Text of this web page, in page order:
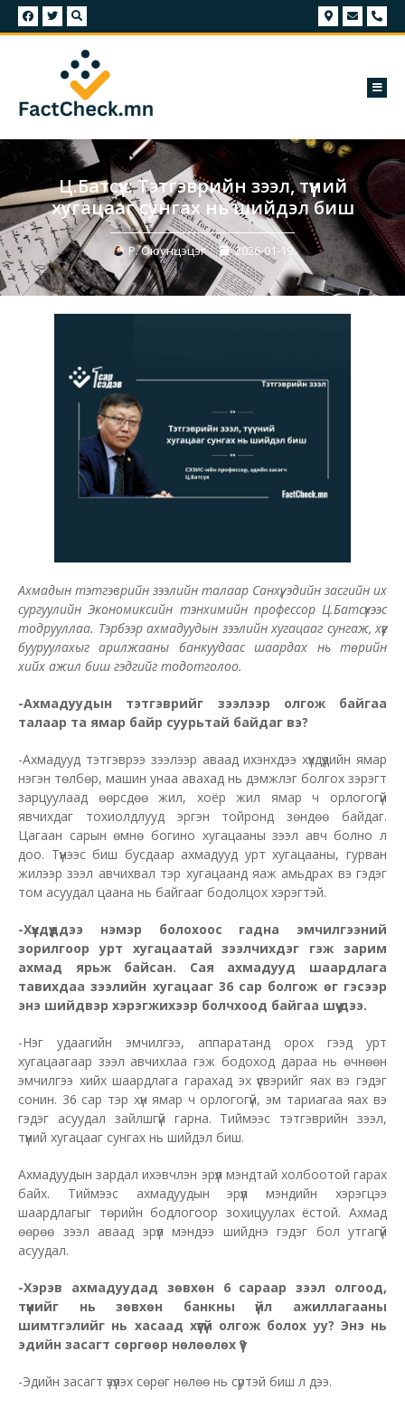
Ц.Батсүх: Тэтгэврийн зээл, түүний
хугацааг сунгах нь шийдэл биш
Р. Оюунцэцэг 2026-01-19
Ахмадын тэтгэврийн зээлийн талаар Санхүү, эдийн засгийн их
сургуулийн Экономиксийн тэнхимийн профессор Ц.Батсүхээс
тодрууллаа. Тэрбээр ахмадуудын зээлийн хугацааг сунгаж, хүүг
бууруулахыг арилжааны банкуудаас шаардах нь төрийн
хийх ажил биш гэдгийг тодотголоо.
-Ахмадуудын тэтгэврийг зээлээр олгож байгаа
талаар та ямар байр суурьтай байдаг вэ?
-Ахмадууд тэтгэврээ зээлээр аваад ихэнхдээ хүүхдүүдийн ямар
нэгэн төлбөр, машин унаа авахад нь дэмжлэг болгох зэрэгт
зарцуулаад өөрсдөө жил, хоёр жил ямар ч орлогогүй
явчихдаг тохиолдлууд эргэн тойронд зөндөө байдаг.
Цагаан сарын өмнө богино хугацааны зээл авч болно л
доо. Түүнээс биш бусдаар ахмадууд урт хугацааны, гурван
жилээр зээл авчихвал тэр хугацаанд яаж амьдрах вэ гэдэг
том асуудал цаана нь байгааг бодолцох хэрэгтэй.
-Хүүхдүүддээ нэмэр болохоос гадна эмчилгээний
зорилгоор урт хугацаатай зээлчихдэг гэж зарим
ахмад ярьж байсан. Сая ахмадууд шаардлага
тавихдаа зээлийн хугацааг 36 сар болгож өг гэсээр
энэ шийдвэр хэрэгжихээр болчхоод байгаа шүү дээ.
-Нэг удаагийн эмчилгээ, аппаратанд орох гээд урт
хугацаагаар зээл авчихлаа гэж бодоход дараа нь өчнөөн
эмчилгээ хийх шаардлага гарахад эх үүсвэрийг яах вэ гэдэг
сонин. 36 сар тэр хүн ямар ч орлогогүй, эм тариагаа яах вэ
гэдэг асуудал зайлшгүй гарна. Тиймээс тэтгэврийн зээл,
түүний хугацааг сунгах нь шийдэл биш.
Ахмадуудын зардал ихэвчлэн эрүүл мэндтай холбоотой гарах
байх. Тиймээс ахмадуудын эрүүл мэндийн хэрэгцээ
шаардлагыг төрийн бодлогоор зохицуулах ёстой. Ахмад
өөрөө зээл аваад эрүүл мэндээ шийднэ гэдэг бол утгагүй
асуудал.
-Хэрэв ахмадуудад зөвхөн 6 сараар зээл олгоод,
түүнийг нь зөвхөн банкны үйл ажиллагааны
шимтгэлийг нь хасаад хүүгүй олгож болох уу? Энэ нь
эдийн засагт сөргөөр нөлөөлөх үү?
-Эдийн засагт үзүүлэх сөрөг нөлөө нь сүртэй биш л дээ.